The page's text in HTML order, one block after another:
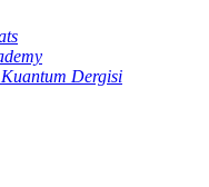
Dergisi